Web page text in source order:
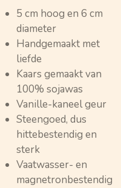
5 cm hoog en 6 cm
diameter
Handgemaakt met
liefde
Kaars gemaakt van
100% sojawas
Vanille-kaneel geur
Steengoed, dus
hittebestendig en
sterk
Vaatwasser- en
magnetronbestendig